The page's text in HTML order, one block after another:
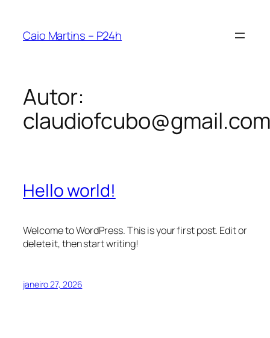
Caio Martins – P24h
Autor:
Hello world!
Welcome to WordPress. This is your first post. Edit or
delete it, then start writing!
janeiro 27, 2026